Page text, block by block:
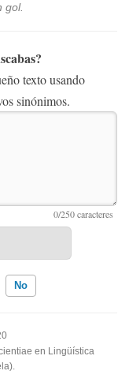
gol.
texto usando
sinónimos.
No
me ayudó
en Lingüística